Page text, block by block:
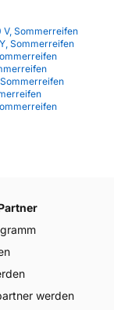
V, Sommerreifen
Sommerreifen
Sommerreifen
werden